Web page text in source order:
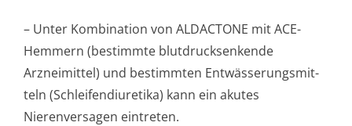
– Unter Kombination von ALDACTONE mit ACE-
Hemmern (bestimmte blutdrucksenkende
Arzneimittel) und bestimmten Entwässerungsmit­
teln (Schleifendiu­retika) kann ein akutes
Nierenversagen eintreten.